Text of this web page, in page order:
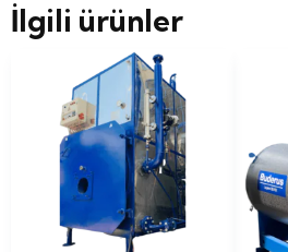
İlgili ürünler